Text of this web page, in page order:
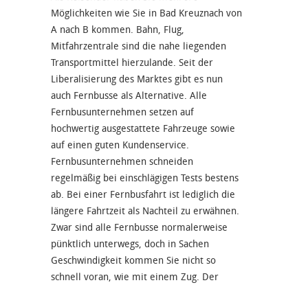
Möglichkeiten wie Sie in Bad Kreuznach von
A nach B kommen. Bahn, Flug,
Mitfahrzentrale sind die nahe liegenden
Transportmittel hierzulande. Seit der
Liberalisierung des Marktes gibt es nun
auch Fernbusse als Alternative. Alle
Fernbusunternehmen setzen auf
hochwertig ausgestattete Fahrzeuge sowie
auf einen guten Kundenservice.
Fernbusunternehmen schneiden
regelmäßig bei einschlägigen Tests bestens
ab. Bei einer Fernbusfahrt ist lediglich die
längere Fahrtzeit als Nachteil zu erwähnen.
Zwar sind alle Fernbusse normalerweise
pünktlich unterwegs, doch in Sachen
Geschwindigkeit kommen Sie nicht so
schnell voran, wie mit einem Zug. Der